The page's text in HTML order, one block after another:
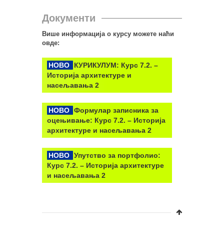
Документи
Више информација о курсу можете наћи
овде:
НОВО
КУРИКУЛУМ: Курс 7.2. –
Историја архитектуре и
насељавања 2
НОВО Формулар записника за
оцењивање: Курс 7.2. – Историја
архитектуре и насељавања 2
НОВО Упутство за портфолио:
Курс 7.2. – Историја архитектуре
и насељавања 2